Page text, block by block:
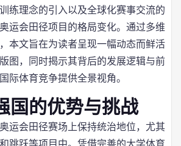
练理念的引入以及全球化赛事交流的
运会田径项目的格局变化。通过多维
本文旨在为读者呈现一幅动态而鲜活
图，同时揭示其背后的发展逻辑与前
际体育竞争提供全景视角。
国的优势与挑战
运会田径赛场上保持统治地位，尤其